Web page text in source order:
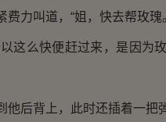
力叫道，“姐，快去帮玫瑰
么快便赶过来，是因为
后背上，此时还插着一把弹